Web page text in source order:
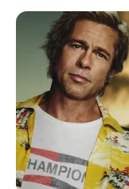
Most ülsz le, ha
Toroczkai
Mi Hazánk
Toroczkai
forint